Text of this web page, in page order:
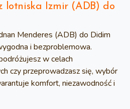
lotniska Izmir (ADB) do
Menderes (ADB) do Didim
i bezproblemowa.
w celach
czy przeprowadzasz się, wybór
komfort, niezawodność i